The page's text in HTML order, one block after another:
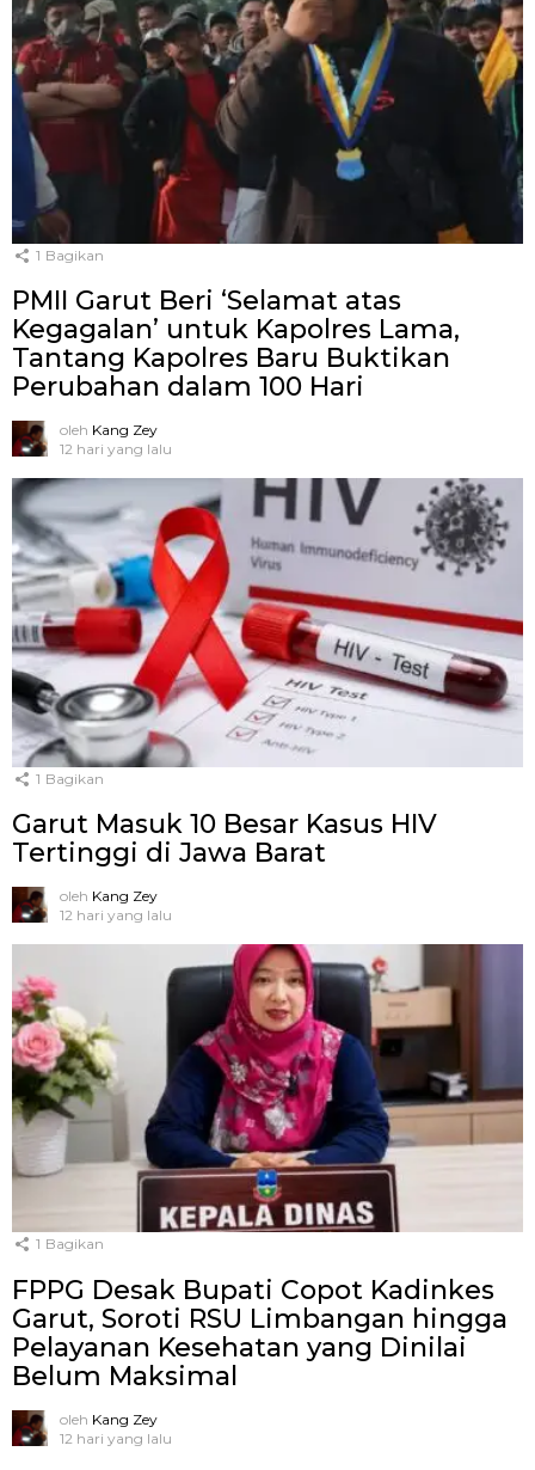
1 Bagikan
PMII Garut Beri ‘Selamat atas
Kegagalan’ untuk Kapolres Lama,
Tantang Kapolres Baru Buktikan
Perubahan dalam 100 Hari
oleh Kang Zey
12 hari yang lalu
1 Bagikan
Garut Masuk 10 Besar Kasus HIV
Tertinggi di Jawa Barat
oleh Kang Zey
12 hari yang lalu
1 Bagikan
FPPG Desak Bupati Copot Kadinkes
Garut, Soroti RSU Limbangan hingga
Pelayanan Kesehatan yang Dinilai
Belum Maksimal
oleh Kang Zey
12 hari yang lalu